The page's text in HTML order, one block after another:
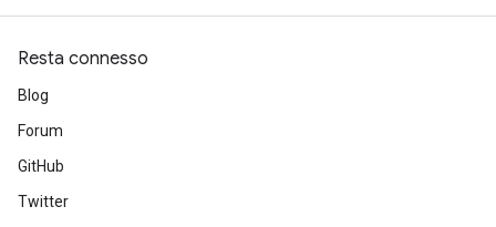
Resta connesso
Blog
Forum
GitHub
Twitter